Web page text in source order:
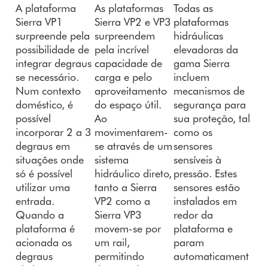
A plataforma
Sierra VP1
surpreende pela
possibilidade de
integrar degraus
se necessário.
Num contexto
doméstico, é
possível
incorporar 2 a 3
degraus em
situações onde
só é possível
utilizar uma
entrada.
Quando a
plataforma é
acionada os
degraus
As plataformas
Sierra VP2 e VP3
surpreendem
pela incrível
capacidade de
carga e pelo
aproveitamento
do espaço útil.
Ao
movimentarem-
se através de um
sistema
hidráulico direto,
tanto a Sierra
VP2 como a
Sierra VP3
movem-se por
um rail,
permitindo
Todas as
plataformas
hidráulicas
elevadoras da
gama Sierra
incluem
mecanismos de
segurança para
sua proteção, tal
como os
sensores
sensíveis à
pressão. Estes
sensores estão
instalados em
redor da
plataforma e
param
automaticament